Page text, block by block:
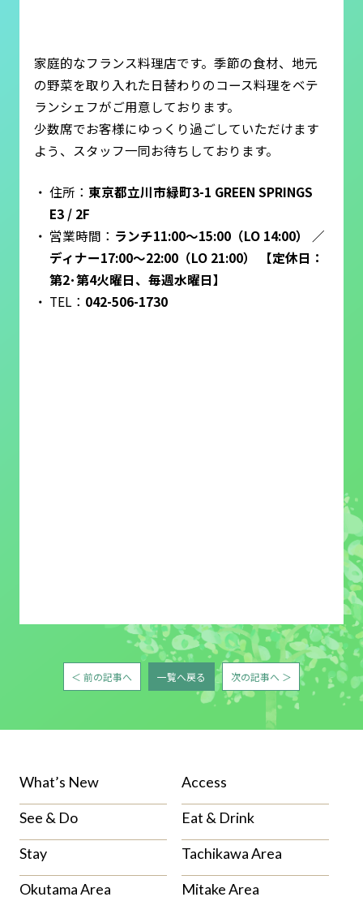
家庭的なフランス料理店です。季節の食材、地元
の野菜を取り入れた日替わりのコース料理をベテ
ランシェフがご用意しております。
少数席でお客様にゆっくり過ごしていただけます
よう、スタッフ一同お待ちしております。
住所： 東京都立川市緑町3-1 GREEN SPRINGS
E3 / 2F
営業時間： ランチ11:00～15:00（LO 14:00） ／
ディナー17:00～22:00（LO 21:00） 【定休日：
第2･第4火曜日、毎週水曜日】
TEL： 042-506-1730
＜ 前の記事へ 一覧へ戻る 次の記事へ ＞
What’s New
Access
See & Do
Eat & Drink
Stay
Tachikawa Area
Okutama Area
Mitake Area